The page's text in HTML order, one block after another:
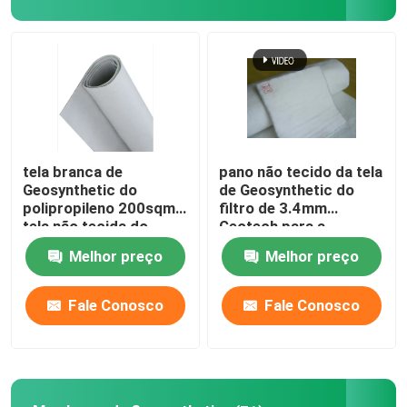
Excursão da fábrica
Controle da qualidade
Peça umas citações
Tela de Geosynthetic
tela branca de
Geosynthetic do
polipropileno 200sqm
tela não tecida do
geotêxtil de 4 onças
Melhor preço
Fale Conosco
pano não tecido da tela
de Geosynthetic do
filtro de 3.4mm
Geotech para a
construção de
estradasMelhor preço
Fale Conosco